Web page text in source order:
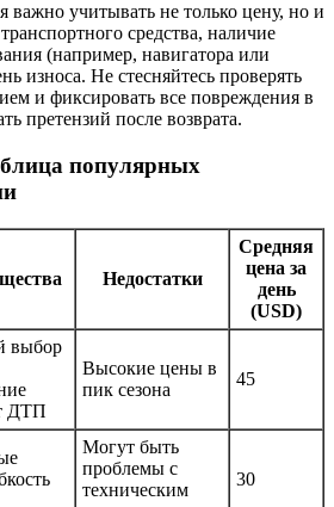
важно учитывать не только цену, но и
средства, наличие
(например, навигатора или
износа. Не стесняйтесь проверять
и фиксировать все повреждения в
претензий после возврата.
популярных
Недостатки
Средняя
цена за
день
(USD)
выбор
ДТП
Высокие цены в
пик сезона
45
Могут быть
проблемы с
техническим
30